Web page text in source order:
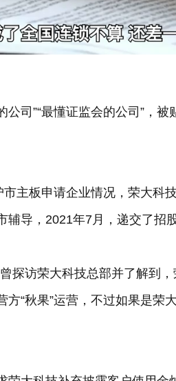
公司”“最懂证监会的公司”，
主板申请企业情况，荣大科
导，2021年7月，递交了招
探访荣大科技总部并了解到
方“秋果”运营，不过如果是荣